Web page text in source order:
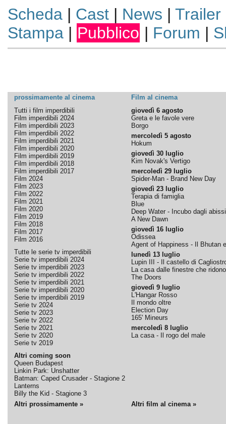
Scheda| Cast| News | Trailer
Stampa| Pubblico | Forum |
prossimamente al cinema
Film al cinema
Tutti i film imperdibili
Film imperdibili 2024
Film imperdibili 2023
Film imperdibili 2022
Film imperdibili 2021
Film imperdibili 2020
Film imperdibili 2019
Film imperdibili 2018
Film imperdibili 2017
Film 2024
Film 2023
Film 2022
Film 2021
Film 2020
Film 2019
Film 2018
Film 2017
Film 2016
Tutte le serie tv imperdibili
Serie tv imperdibili 2024
Serie tv imperdibili 2023
Serie tv imperdibili 2022
Serie tv imperdibili 2021
Serie tv imperdibili 2020
Serie tv imperdibili 2019
Serie tv 2024
Serie tv 2023
Serie tv 2022
Serie tv 2021
Serie tv 2020
Serie tv 2019
Altri coming soon
Queen Budapest
Linkin Park: Unshatter
Batman: Caped Crusader - Stagione 2
Lanterns
Billy the Kid - Stagione 3
giovedì 6 agosto
Greta e le favole vere
Borgo
mercoledì 5 agosto
Hokum
giovedì 30 luglio
Kim Novak's Vertigo
mercoledì 29 luglio
Spider-Man - Brand New Day
giovedì 23 luglio
Terapia di famiglia
Blue
Deep Water - Incubo dagli abissi
A New Dawn
giovedì 16 luglio
Odissea
Agent of Happiness - Il Bhutan
lunedì 13 luglio
Lupin III - Il castello di
La casa dalle finestre che ridono
The Doors
giovedì 9 luglio
L'Hangar Rosso
Il mondo oltre
Election Day
165' Mineurs
mercoledì 8 luglio
La casa - Il rogo del male
Altri prossimamente » Altri film al cinema »